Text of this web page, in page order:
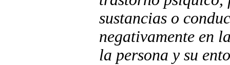
sustancias o
negativamente en
la persona y su